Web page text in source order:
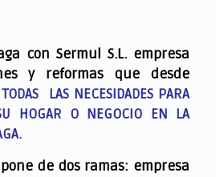
con Sermul S.L. empresa
y reformas que desde
LAS NECESIDADES PARA
HOGAR O NEGOCIO EN LA
de dos ramas: empresa